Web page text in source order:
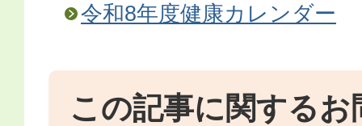
令和8年度健康カレンダー
この記事に関するお